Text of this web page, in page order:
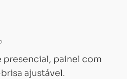
presencial, painel com
ajustável.